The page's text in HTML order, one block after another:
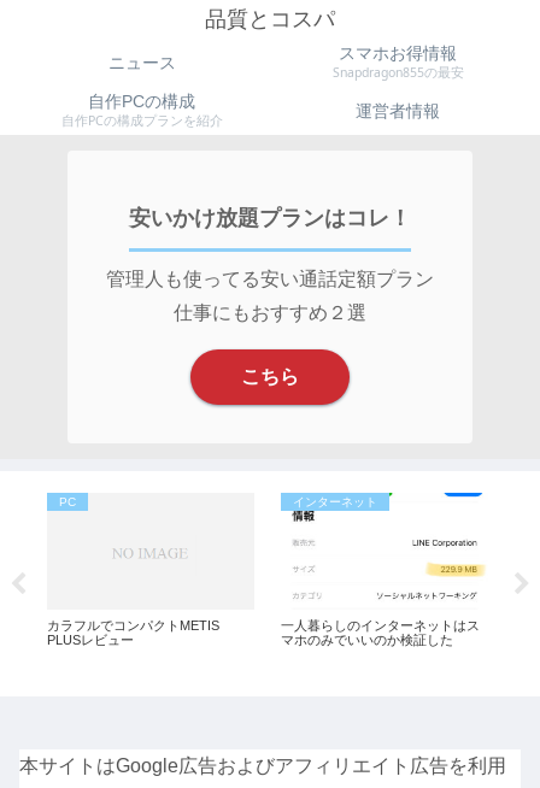
品質とコスパ
ニュース スマホお得情報
Snapdragon855の最安
自作PCの構成
自作PCの構成プランを紹介 運営者情報
安いかけ放題プランはコレ！
管理人も使ってる安い通話定額プラン
仕事にもおすすめ２選
こちら
PC
カラフルでコンパクトMETIS
PLUSレビュー
インターネット
一人暮らしのインターネットはス
マホのみでいいのか検証した
本サイトはGoogle広告およびアフィリエイト広告を利用